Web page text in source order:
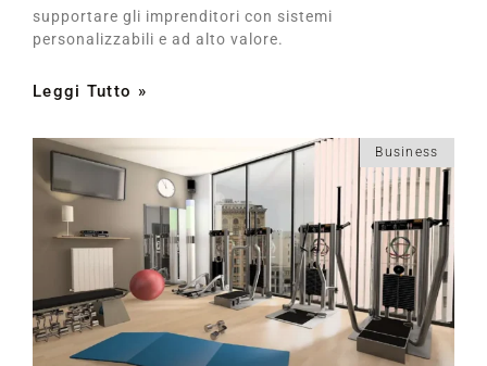
supportare gli imprenditori con sistemi
personalizzabili e ad alto valore.
Leggi Tutto »
Business